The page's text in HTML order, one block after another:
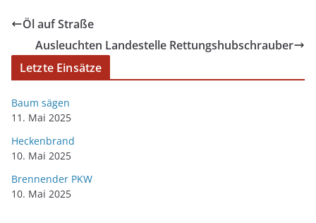
Öl auf Straße
Ausleuchten Landestelle Rettungshubschrauber
Letzte Einsätze
Baum sägen
11. Mai 2025
Heckenbrand
10. Mai 2025
Brennender PKW
10. Mai 2025